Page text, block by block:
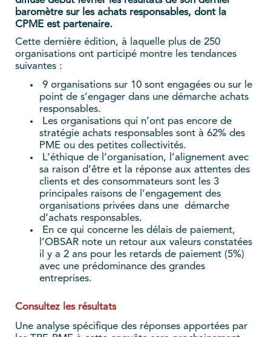
baromètre sur les achats responsables, dont la
CPME est partenaire.
Cette dernière édition, à laquelle plus de 250
organisations ont participé montre les tendances
suivantes :
9 organisations sur 10 sont engagées ou sur le
point de s’engager dans une démarche achats
responsables.
Les organisations qui n’ont pas encore de
stratégie achats responsables sont à 62% des
PME ou des petites collectivités.
L’éthique de l’organisation, l’alignement avec
sa raison d’être et la réponse aux attentes des
clients et des consommateurs sont les 3
principales raisons de l’engagement des
organisations privées dans une démarche
d’achats responsables.
En ce qui concerne les délais de paiement,
l’OBSAR note un retour aux valeurs constatées
il y a 2 ans pour les retards de paiement (5%)
avec une prédominance des grandes
entreprises.
Consultez les résultats
Une analyse spécifique des réponses apportées par